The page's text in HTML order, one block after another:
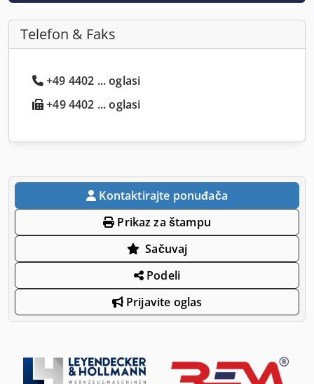
Telefon & Faks
+49 4402 ... oglasi
+49 4402 ... oglasi
Kontaktirajte ponuđača
Prikaz za štampu
Sačuvaj
Podeli
Prijavite oglas